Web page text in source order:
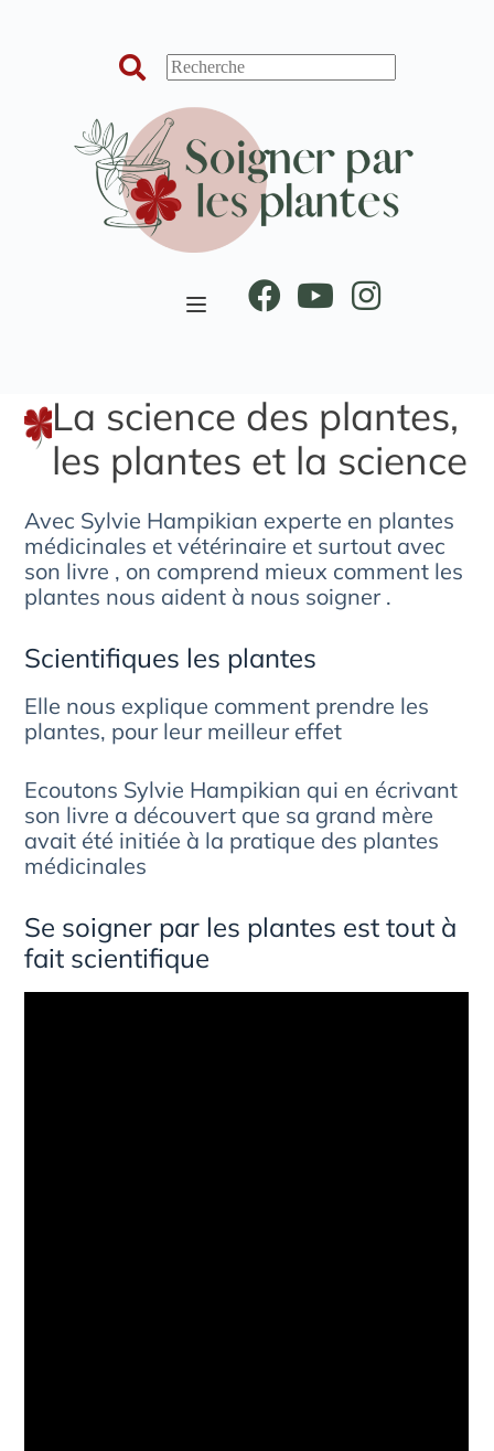
La science des plantes,
les plantes et la science
Avec Sylvie Hampikian experte en plantes
médicinales et vétérinaire et surtout avec
son livre , on comprend mieux comment les
plantes nous aident à nous soigner .
Scientifiques les plantes
Elle nous explique comment prendre les
plantes, pour leur meilleur effet
Ecoutons Sylvie Hampikian qui en écrivant
son livre a découvert que sa grand mère
avait été initiée à la pratique des plantes
médicinales
Se soigner par les plantes est tout à
fait scientifique